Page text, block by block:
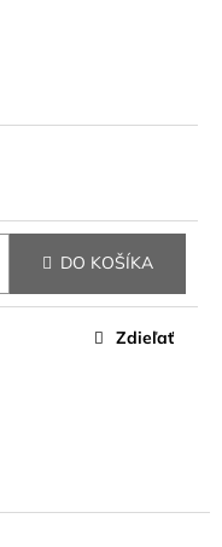
DO KOŠÍKA
Zdieľať